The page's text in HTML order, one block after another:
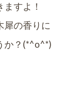
すよ！
犀の香りに
か？(*^o^*)